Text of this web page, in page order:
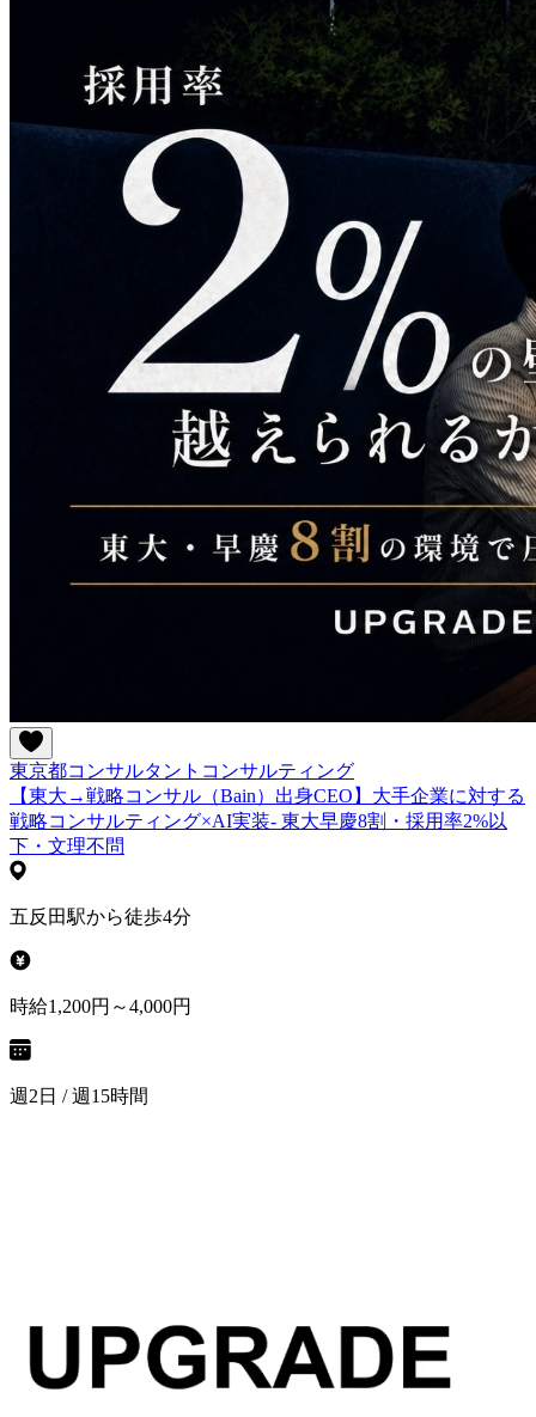
東京都コンサルタント コンサルティング
【東大→戦略コンサル（Bain）出身CEO】大手企業に対する
戦略コンサルティング×AI実装- 東大早慶8割・採用率2%以
下・文理不問
五反田駅から徒歩4分
時給1,200円～4,000円
週2日 / 週15時間